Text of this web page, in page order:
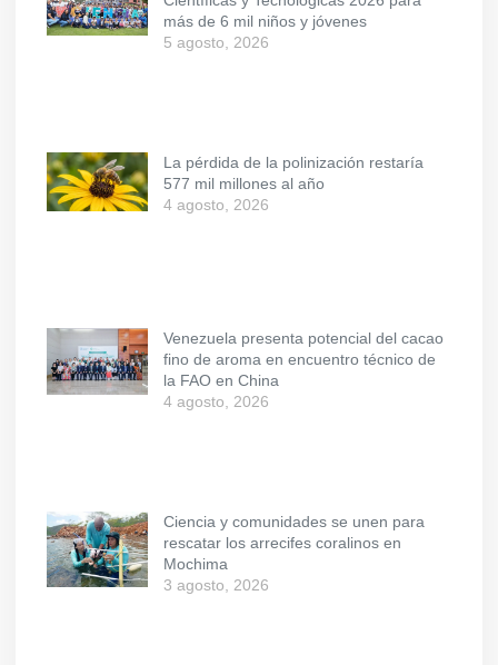
más de 6 mil niños y jóvenes
5 agosto, 2026
La pérdida de la polinización restaría
577 mil millones al año
4 agosto, 2026
Venezuela presenta potencial del cacao
fino de aroma en encuentro técnico de
la FAO en China
4 agosto, 2026
Ciencia y comunidades se unen para
rescatar los arrecifes coralinos en
Mochima
3 agosto, 2026